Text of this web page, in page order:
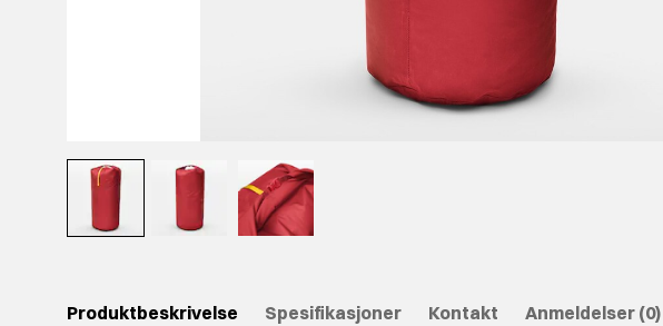
Produktbeskrivelse Spesifikasjoner Kontakt Anmeldelser (0)